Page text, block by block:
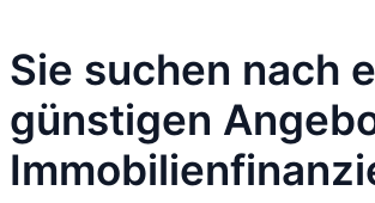
Sie suchen nach
günstigen